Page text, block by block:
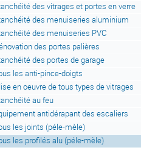
des vitrages et portes en verre
des menuiseries aluminium
des menuiseries PVC
des portes palières
des portes de garage
les anti-pince-doigts
en oeuvre de tous types de vitrages
au feu
antidérapant des escaliers
les joints (péle-mèle)
les profilés alu (péle-mèle)